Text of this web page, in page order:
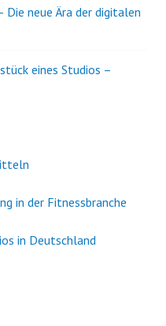
neue Ära der digitalen
eines Studios –
in der Fitnessbranche
in Deutschland